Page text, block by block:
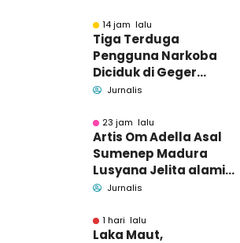
14 jam lalu
Tiga Terduga
Pengguna Narkoba
Diciduk di Geger
Bangkalan, Polisi Masih
Barang Bukti
Jurnalis
23 jam lalu
Artis Om Adella Asal
Sumenep Madura
Lusyana Jelita alami
kecelakaan di Wonogiri
Jurnalis
1 hari lalu
Laka Maut,